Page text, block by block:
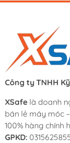
Công ty TNHH
XSafe là doanh
bán lẻ máy móc
100% hàng chính
GPKD: